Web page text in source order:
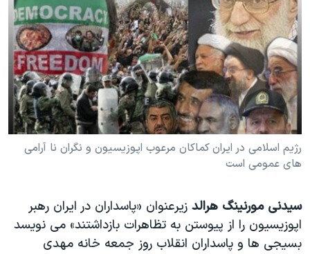
فرهنگ و زندگی
حقوق شهروندی
اقتصادی
علم و فناوری
اسرائیل در جنگ
گالری عکس
آرشیو پخش زنده
مستندها
انتخابات ریاست جمهوری آمریکا ۲۰۲۴
حمله جمهوری اسلامی به اسرائیل
رمز مهسا
ورزش زنان در ایران
اعتراضات زن، زندگی، آزادی
مجموعه مستندهای دادخواهی
دادگاه حمید نوری
چهل سال گروگان‌گیری
دنبال کنید
زبانهای مختلف
رژيم اسلامی در ايران کماکان مرعوب اپوزيسيون و نگران نا آرامی
های عمومی است
سیدنی مورنینگ هرالد زیرعنوان «پاسداران در ایران رهبر
اپوزیسیون را از پیوستن به تظاهرات بازداشتند» می نویسد
بسیجی ها و پاسداران انقلاب روز جمعه خانه مهدی